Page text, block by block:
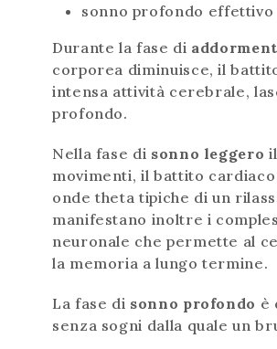
sonno profondo effettivo
Durante la fase di
corporea diminuisce, il
intensa attività cerebrale,
profondo.
Nella fase di sonno leggero
movimenti, il battito
onde theta tipiche di un
manifestano inoltre i
neuronale che permette al
la memoria a lungo termine.
La fase di sonno profondo è
senza sogni dalla quale un